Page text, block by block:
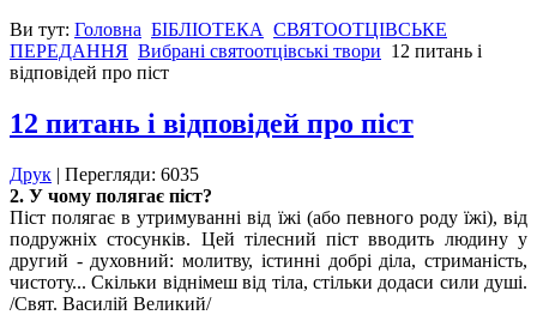
Ви тут: Головна БІБЛІОТЕКА СВЯТООТЦІВСЬКЕ
ПЕРЕДАННЯ Вибрані святоотцівські твори 12 питань і
відповідей про піст
12 питань і відповідей про піст
Друк | Перегляди: 6035
2. У чому полягає піст?
Піст полягає в утримуванні від їжі (або певного роду їжі), від
подружніх стосунків. Цей тілесний піст вводить людину у
другий - духовний: молитву, істинні добрі діла, стриманість,
чистоту... Скільки віднімеш від тіла, стільки додаси сили душі.
/Свят. Василій Великий/